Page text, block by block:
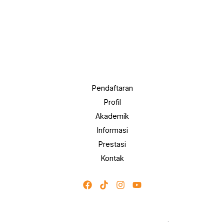
Pendaftaran
Profil
Akademik
Informasi
Prestasi
Kontak